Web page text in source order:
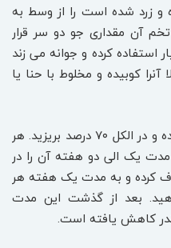
و زرد شده است را از وسط به
آن مقداری جو دو سر قرار
کرده و جوانه می زند
کوبیده و مخلوط با حنا یا
برگ های گزنه و پیاز را کاملا ریز کرده و در الکل ۷۰ درصد بریزید. هر
یک الی دو هفته آن را در
کرده و به مدت یک هفته هر
بعد از گذشت این مدت
کاهش یافته است.